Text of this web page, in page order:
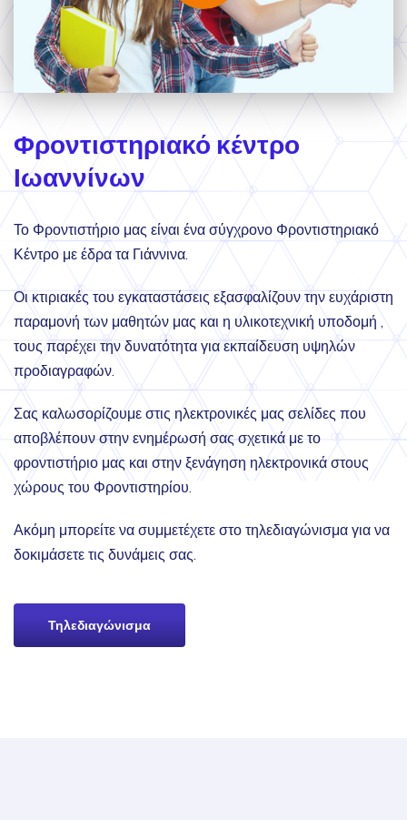
Φροντιστηριακό κέντρο
Ιωαννίνων
Το Φροντιστήριο μας είναι ένα σύγχρονο Φροντιστηριακό
Κέντρο με έδρα τα Γιάννινα.
Οι κτιριακές του εγκαταστάσεις εξασφαλίζουν την ευχάριστη
παραμονή των μαθητών μας και η υλικοτεχνική υποδομή ,
τους παρέχει την δυνατότητα για εκπαίδευση υψηλών
προδιαγραφών.
Σας καλωσορίζουμε στις ηλεκτρονικές μας σελίδες που
αποβλέπουν στην ενημέρωσή σας σχετικά με το
φροντιστήριο μας και στην ξενάγηση ηλεκτρονικά στους
χώρους του Φροντιστηρίου.
Ακόμη μπορείτε να συμμετέχετε στο τηλεδιαγώνισμα για να
δοκιμάσετε τις δυνάμεις σας.
Τηλεδιαγώνισμα